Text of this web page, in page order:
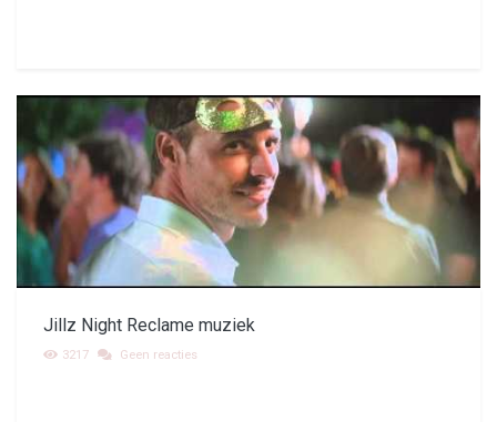
Jillz Night Reclame muziek
3217 Geen reacties